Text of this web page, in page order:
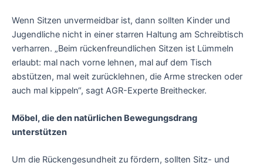
Wenn Sitzen unvermeidbar ist, dann sollten Kinder und
Jugendliche nicht in einer starren Haltung am Schreibtisch
verharren. „Beim rückenfreundlichen Sitzen ist Lümmeln
erlaubt: mal nach vorne lehnen, mal auf dem Tisch
abstützen, mal weit zurücklehnen, die Arme strecken oder
auch mal kippeln“, sagt AGR-Experte Breithecker.
Möbel, die den natürlichen Bewegungsdrang
unterstützen
Um die Rückengesundheit zu fördern, sollten Sitz- und